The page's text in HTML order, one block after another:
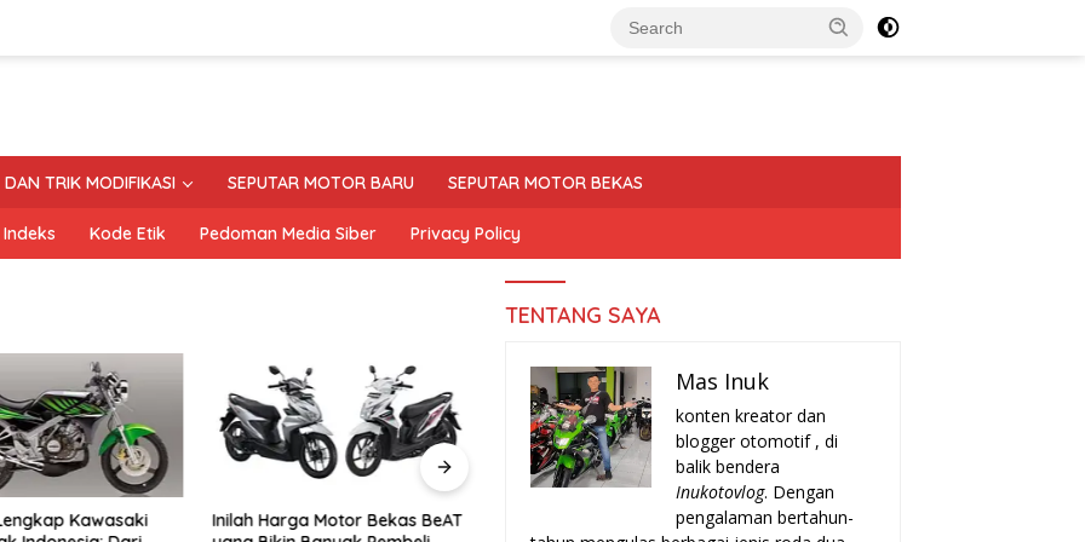
DAN TRIK MODIFIKASI SEPUTAR MOTOR BARU SEPUTAR MOTOR BEKAS
Indeks Kode Etik Pedoman Media Siber Privacy Policy
Kawasaki
Inilah Harga Motor Bekas BeAT
Tanda-Tanda Turun Mesin
Rekomendasi Motor Matic Irit
TENTANG SAYA
Mas Inuk
konten kreator dan
blogger otomotif , di
balik bendera
Inukotovlog. Dengan
pengalaman bertahun-